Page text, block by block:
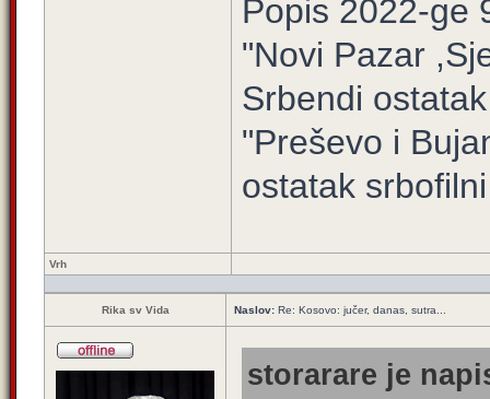
Popis 2022-ge
"Novi Pazar
Srbendi
"Preševo i
ostatak
Vrh
Rika sv Vida Naslov: Re: Kosovo: jučer, danas, sutra...
storarare je